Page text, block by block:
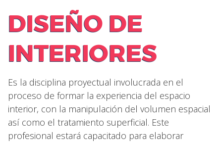
DISEÑO DE
INTERIORES
Es la disciplina proyectual involucrada en el
proceso de formar la experiencia del espacio
interior, con la manipulación del volumen espacial
así como el tratamiento superficial. Este
profesional estará capacitado para elaborar